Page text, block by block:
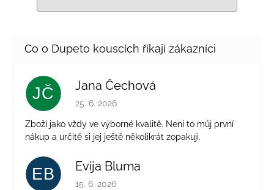
JČ Jana Čechová
Hodnocení obchodu je 5 z 5 hvězdiček.
25. 6. 2026
Zboží jako vždy ve výborné kvalitě. Není to můj první
nákup a určitě si jej ještě několikrát zopakuji.
EB Evija Bluma
Hodnocení obchodu je 5 z 5 hvězdiček.
15. 6. 2026